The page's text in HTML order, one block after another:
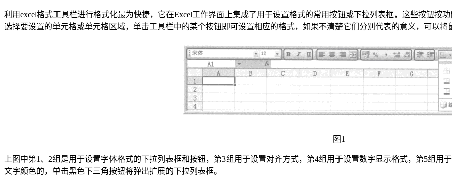
利用excel格式工具栏进行格式化最为快捷，它在Excel工作界面上集成了用于设置格式的常用按钮或下拉列表框，这些按钮按
选择要设置的单元格或单元格区域，单击工具栏中的某个按钮即可设置相应的格式，如果不清楚它们分别代表的意义，可以将
图1
上图中第1、2组是用于设置字体格式的下拉列表框和按钮，第3组用于设置对齐方式，第4组用于设置数字显示格式，第5组
文字颜色的，单击黑色下三角按钮将弹出扩展的下拉列表框。